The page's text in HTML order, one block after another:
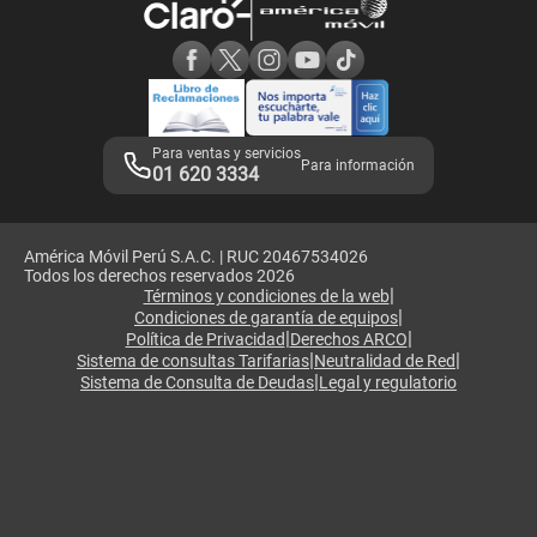
Adquirientes iPhone 6, 6S y SE
Mensaje de Seguridad
Términos y Condiciones de Tienda Claro
Libro de Reclamaciones
Legales de marketplace
Para ventas y servicios
01 620 3334 Para información
América Móvil Perú S.A.C. | RUC 20467534026
Todos los derechos reservados 2026
Términos y condiciones de la web|
Condiciones de garantía de equipos|
Política de Privacidad|Derechos ARCO|
Sistema de consultas Tarifarias|Neutralidad de Red|
Sistema de Consulta de Deudas|Legal y regulatorio